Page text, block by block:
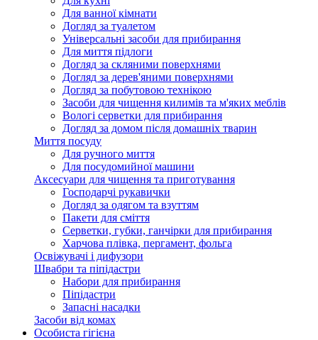
Для ванної кімнати
Догляд за туалетом
Універсальні засоби для прибирання
Для миття підлоги
Догляд за скляними поверхнями
Догляд за дерев'яними поверхнями
Догляд за побутовою технікою
Засоби для чищення килимів та м'яких меблів
Вологі серветки для прибирання
Догляд за домом після домашніх тварин
Миття посуду
Для ручного миття
Для посудомийної машини
Аксесуари для чищення та приготування
Господарчі рукавички
Догляд за одягом та взуттям
Пакети для сміття
Серветки, губки, ганчірки для прибирання
Харчова плівка, пергамент, фольга
Освіжувачі і дифузори
Швабри та піпідастри
Набори для прибирання
Піпідастри
Запасні насадки
Засоби від комах
Особиста гігієна